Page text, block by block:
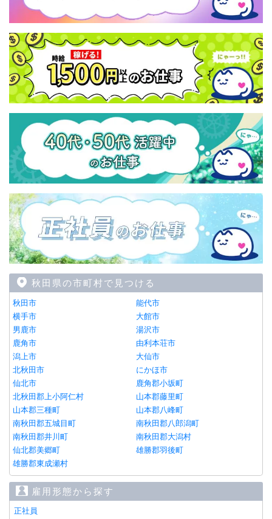
秋田県の市町村で見つける
秋田市
能代市
横手市
大館市
男鹿市
湯沢市
鹿角市
由利本荘市
潟上市
大仙市
北秋田市
にかほ市
仙北市
鹿角郡小坂町
北秋田郡上小阿仁村
山本郡藤里町
山本郡三種町
山本郡八峰町
南秋田郡五城目町
南秋田郡八郎潟町
南秋田郡井川町
南秋田郡大潟村
仙北郡美郷町
雄勝郡羽後町
雄勝郡東成瀬村
雇用形態から探す
正社員